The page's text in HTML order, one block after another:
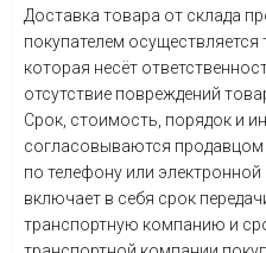
Доставка товара от склада
покупателем
которая несёт
отсутствие повреждений
Срок, стоимость, порядок и
согласовываются продавцом
по телефону или
включает в себя срок
транспортную компанию и